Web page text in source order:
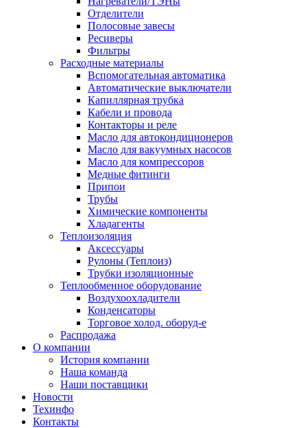
Отделители
Полосовые завесы
Ресиверы
Фильтры
Расходные материалы
Вспомогательная автоматика
Автоматические выключатели
Капиллярная трубка
Кабели и провода
Контакторы и реле
Масло для автокондиционеров
Масло для вакуумных насосов
Масло для компрессоров
Медные фитинги
Припои
Трубы
Химические компоненты
Хладагенты
Теплоизоляция
Аксессуары
Рулоны (Теплоиз)
Трубки изоляционные
Теплообменное оборудование
Воздухоохладители
Конденсаторы
Торговое холод. оборуд-е
Распродажа
О компании
История компании
Наша команда
Наши поставщики
Новости
Техинфо
Контакты